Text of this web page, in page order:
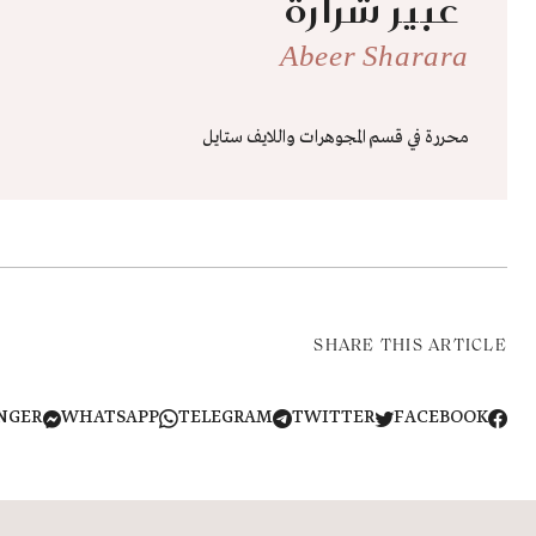
Abeer Sharara
محررة في قسم المجوهرات واللايف ستايل
SHARE THIS ARTICLE
FACEBOOK
TWITTER
TELEGRAM
WHATSAPP